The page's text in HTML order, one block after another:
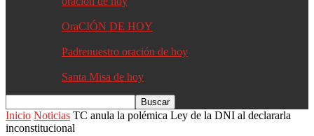
OraCIÓN DE HOY
Padrenuestro oración de hoy
Santa Misa de hoy
Inicio Noticias TC anula la polémica Ley de la DNI al declararla
inconstitucional